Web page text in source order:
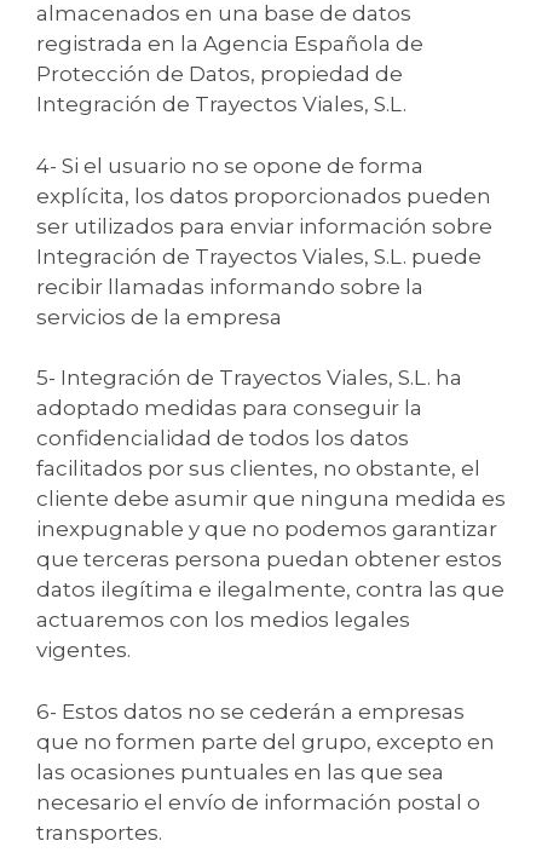
almacenados en una base de datos
registrada en la Agencia Española de
Protección de Datos, propiedad de
Integración de Trayectos Viales, S.L.
4- Si el usuario no se opone de forma
explícita, los datos proporcionados pueden
ser utilizados para enviar información sobre
Integración de Trayectos Viales, S.L. puede
recibir llamadas informando sobre la
servicios de la empresa
5- Integración de Trayectos Viales, S.L. ha
adoptado medidas para conseguir la
confidencialidad de todos los datos
facilitados por sus clientes, no obstante, el
cliente debe asumir que ninguna medida es
inexpugnable y que no podemos garantizar
que terceras persona puedan obtener estos
datos ilegítima e ilegalmente, contra las que
actuaremos con los medios legales
vigentes.
6- Estos datos no se cederán a empresas
que no formen parte del grupo, excepto en
las ocasiones puntuales en las que sea
necesario el envío de información postal o
transportes.